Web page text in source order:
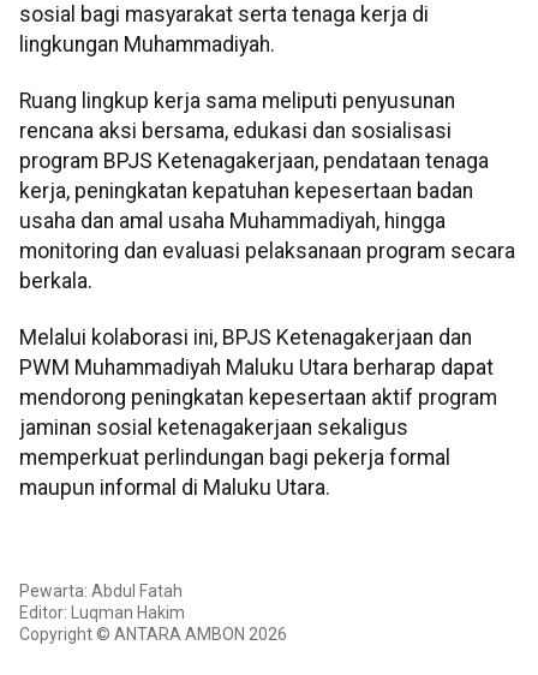
sosial bagi masyarakat serta tenaga kerja di
lingkungan Muhammadiyah.
Ruang lingkup kerja sama meliputi penyusunan
rencana aksi bersama, edukasi dan sosialisasi
program BPJS Ketenagakerjaan, pendataan tenaga
kerja, peningkatan kepatuhan kepesertaan badan
usaha dan amal usaha Muhammadiyah, hingga
monitoring dan evaluasi pelaksanaan program secara
berkala.
Melalui kolaborasi ini, BPJS Ketenagakerjaan dan
PWM Muhammadiyah Maluku Utara berharap dapat
mendorong peningkatan kepesertaan aktif program
jaminan sosial ketenagakerjaan sekaligus
memperkuat perlindungan bagi pekerja formal
maupun informal di Maluku Utara.
Pewarta: Abdul Fatah
Editor: Luqman Hakim
Copyright © ANTARA AMBON 2026